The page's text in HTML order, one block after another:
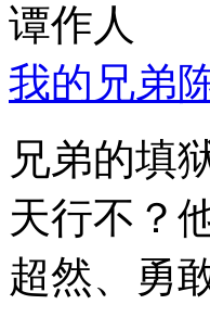
谭作人
我的兄弟
兄弟的填
天行不？
超然、勇